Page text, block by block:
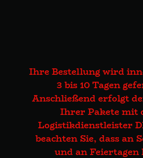
Ihre Bestellung wird
3 bis 10 Tagen
Anschließend erfolgt
Ihrer Pakete mit
Logistikdienstleister
beachten Sie, dass an
und an Feiertagen